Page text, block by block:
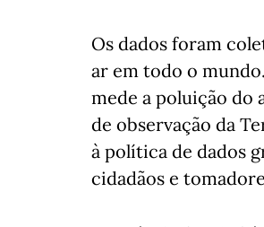
Os dados foram
ar em todo o
mede a poluição do
de observação da
à política de dados
cidadãos e